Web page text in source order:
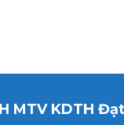
MTV KDTH